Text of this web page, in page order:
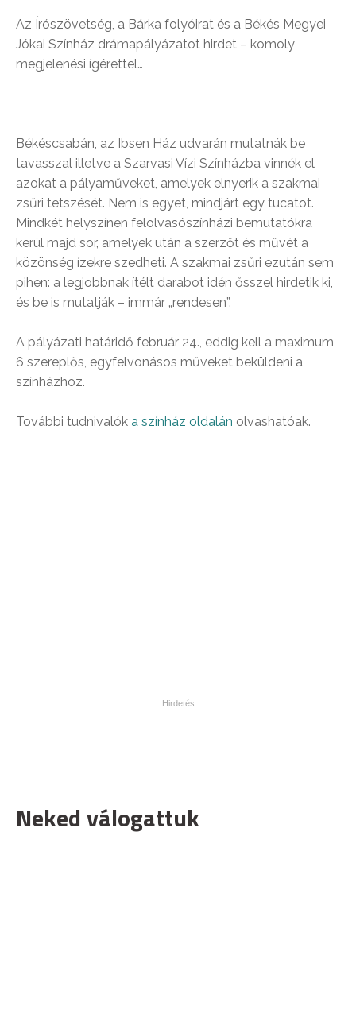
Az Írószövetség, a Bárka folyóirat és a Békés Megyei
Jókai Színház drámapályázatot hirdet – komoly
megjelenési ígérettel…
Békéscsabán, az Ibsen Ház udvarán mutatnák be
tavasszal illetve a Szarvasi Vízi Színházba vinnék el
azokat a pályaműveket, amelyek elnyerik a szakmai
zsűri tetszését. Nem is egyet, mindjárt egy tucatot.
Mindkét helyszínen felolvasószínházi bemutatókra
kerül majd sor, amelyek után a szerzőt és művét a
közönség ízekre szedheti. A szakmai zsűri ezután sem
pihen: a legjobbnak ítélt darabot idén ősszel hirdetik ki,
és be is mutatják – immár „rendesen”.
A pályázati határidő február 24., eddig kell a maximum
6 szereplős, egyfelvonásos műveket beküldeni a
színházhoz.
További tudnivalók a színház oldalán olvashatóak.
Neked válogattuk